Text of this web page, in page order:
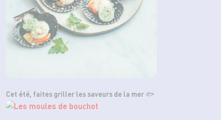
Cet été, faites griller les saveurs de la mer 🐟